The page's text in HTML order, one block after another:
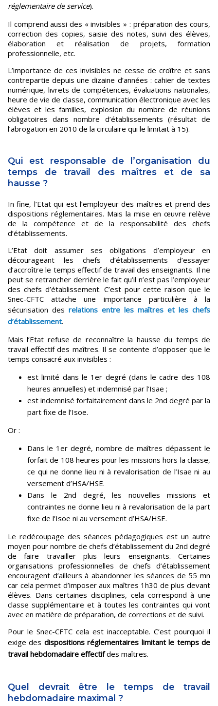
réglementaire de service).
Il comprend aussi des « invisibles » : préparation des cours,
correction des copies, saisie des notes, suivi des élèves,
élaboration et réalisation de projets, formation
professionnelle, etc.
L’importance de ces invisibles ne cesse de croître et sans
contrepartie depuis une dizaine d’années : cahier de textes
numérique, livrets de compétences, évaluations nationales,
heure de vie de classe, communication électronique avec les
élèves et les familles, explosion du nombre de réunions
obligatoires dans nombre d’établissements (résultat de
l’abrogation en 2010 de la circulaire qui le limitait à 15).
Qui est responsable de l’organisation du
temps de travail des maîtres et de sa
hausse ?
In fine, l’Etat qui est l’employeur des maîtres et prend des
dispositions réglementaires. Mais la mise en œuvre relève
de la compétence et de la responsabilité des chefs
d’établissements.
L’Etat doit assumer ses obligations d’employeur en
décourageant les chefs d’établissements d’essayer
d’accroître le temps effectif de travail des enseignants. Il ne
peut se retrancher derrière le fait qu’il n’est pas l’employeur
des chefs d’établissement. C’est pour cette raison que le
Snec-CFTC attache une importance particulière à la
sécurisation des relations entre les maîtres et les chefs
d’établissement.
Mais l’Etat refuse de reconnaître la hausse du temps de
travail effectif des maîtres. Il se contente d’opposer que le
temps consacré aux invisibles :
est limité dans le 1er degré (dans le cadre des 108
heures annuelles) et indemnisé par l’Isae ;
est indemnisé forfaitairement dans le 2nd degré par la
part fixe de l’Isoe.
Or :
Dans le 1er degré, nombre de maîtres dépassent le
forfait de 108 heures pour les missions hors la classe,
ce qui ne donne lieu ni à revalorisation de l’Isae ni au
versement d’HSA/HSE.
Dans le 2nd degré, les nouvelles missions et
contraintes ne donne lieu ni à revalorisation de la part
fixe de l’Isoe ni au versement d’HSA/HSE.
Le redécoupage des séances pédagogiques est un autre
moyen pour nombre de chefs d’établissement du 2nd degré
de faire travailler plus leurs enseignants. Certaines
organisations professionnelles de chefs d’établissement
encouragent d’ailleurs à abandonner les séances de 55 mn
car cela permet d’imposer aux maîtres 1h30 de plus devant
élèves. Dans certaines disciplines, cela correspond à une
classe supplémentaire et à toutes les contraintes qui vont
avec en matière de préparation, de corrections et de suivi.
Pour le Snec-CFTC cela est inacceptable. C’est pourquoi il
exige des dispositions réglementaires limitant le temps de
travail hebdomadaire effectifdes maîtres.
Quel devrait être le temps de travail
hebdomadaire maximal ?